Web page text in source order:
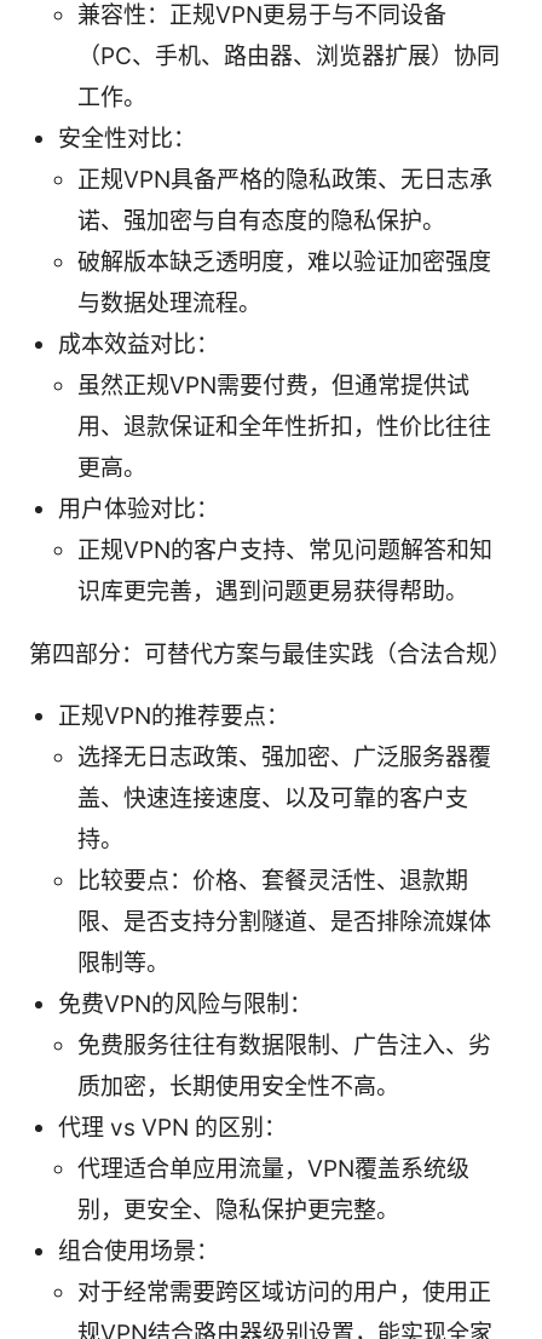
兼容性：正规VPN更易于与不同设备
（PC、手机、路由器、浏览器扩展）协同
工作。
安全性对比：
正规VPN具备严格的隐私政策、无日志承
诺、强加密与自有态度的隐私保护。
破解版本缺乏透明度，难以验证加密强度
与数据处理流程。
成本效益对比：
虽然正规VPN需要付费，但通常提供试
用、退款保证和全年性折扣，性价比往往
更高。
用户体验对比：
正规VPN的客户支持、常见问题解答和知
识库更完善，遇到问题更易获得帮助。
第四部分：可替代方案与最佳实践（合法合规）
正规VPN的推荐要点：
选择无日志政策、强加密、广泛服务器覆
盖、快速连接速度、以及可靠的客户支
持。
比较要点：价格、套餐灵活性、退款期
限、是否支持分割隧道、是否排除流媒体
限制等。
免费VPN的风险与限制：
免费服务往往有数据限制、广告注入、劣
质加密，长期使用安全性不高。
代理 vs VPN 的区别：
代理适合单应用流量，VPN覆盖系统级
别，更安全、隐私保护更完整。
组合使用场景：
对于经常需要跨区域访问的用户，使用正